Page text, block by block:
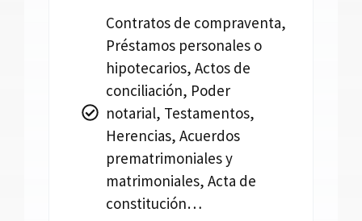
Contratos de compraventa,
Préstamos personales o
hipotecarios, Actos de
conciliación, Poder
notarial, Testamentos,
Herencias, Acuerdos
prematrimoniales y
matrimoniales, Acta de
constitución…